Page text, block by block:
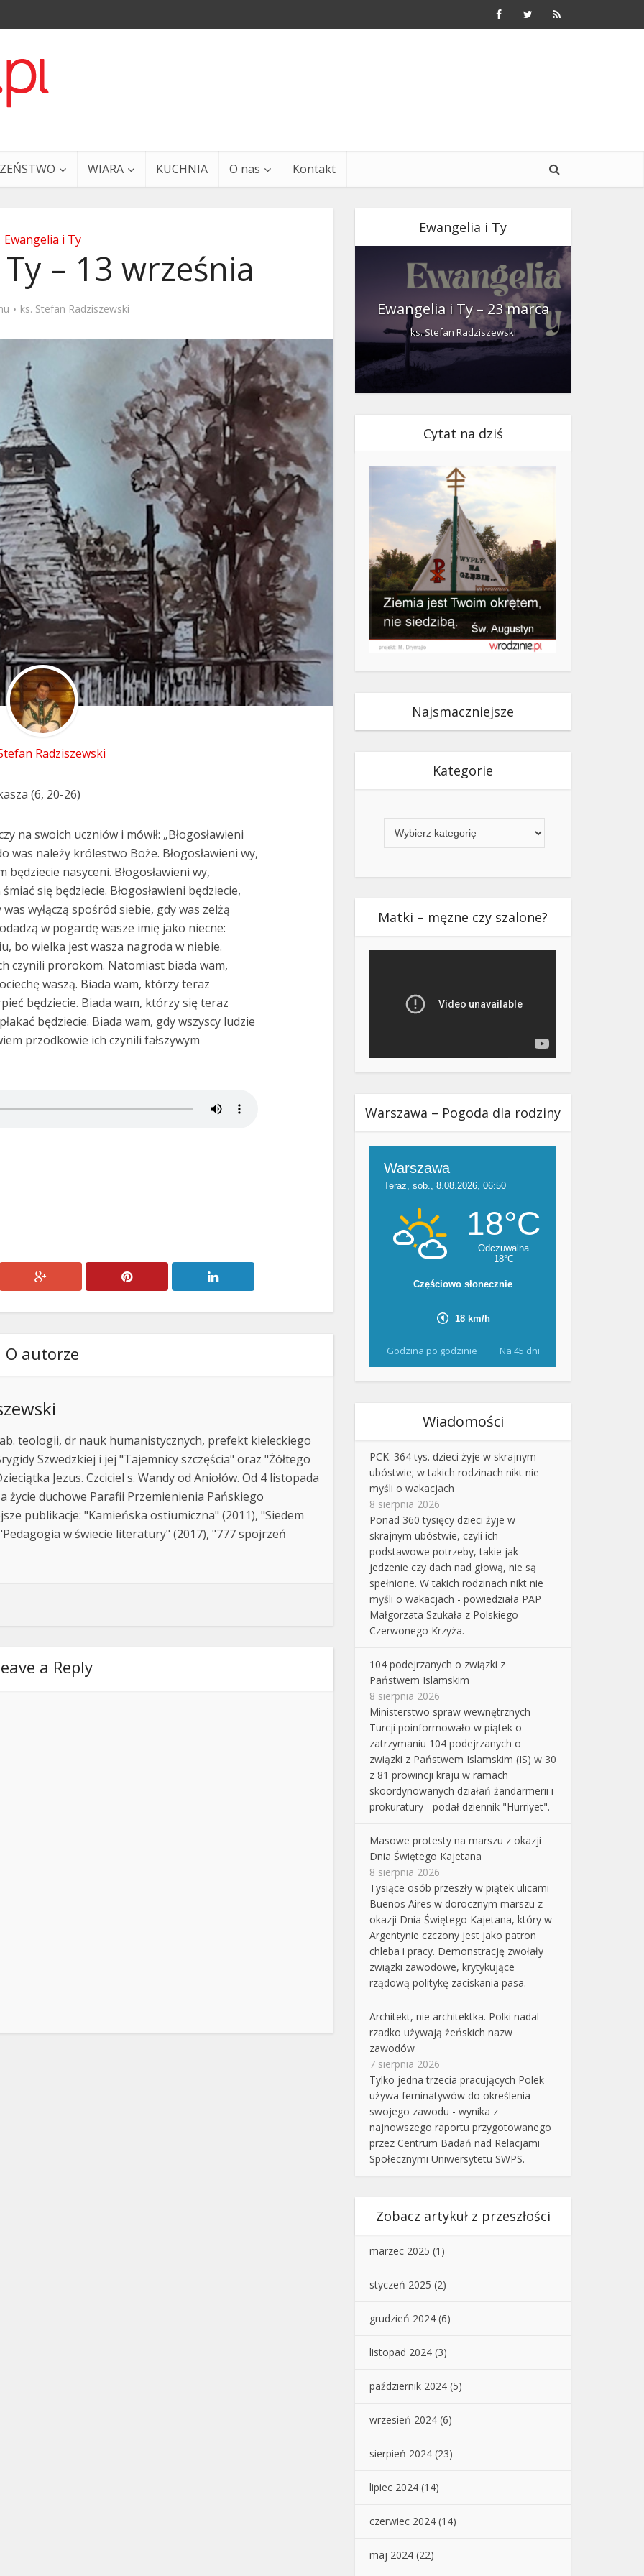
WIARA KUCHNIA O nas Kontakt
Ewangelia i Ty
– 13 września
ks. Stefan Radziszewski
Radziszewski
(6, 20-26)
na swoich uczniów i mówił: „Błogosławieni
was należy królestwo Boże. Błogosławieni wy,
nasyceni. Błogosławieni wy,
się będziecie. Błogosławieni będziecie,
wyłączą spośród siebie, gdy was zelżą
w pogardę wasze imię jako niecne:
bo wielka jest wasza nagroda w niebie.
czynili prorokom. Natomiast biada wam,
waszą. Biada wam, którzy teraz
będziecie. Biada wam, którzy się teraz
będziecie. Biada wam, gdy wszyscy ludzie
przodkowie ich czynili fałszywym
O autorze
teologii, dr nauk humanistycznych, prefekt kieleckiego
Szwedzkiej i jej "Tajemnicy szczęścia" oraz "Żółtego
Jezus. Czciciel s. Wandy od Aniołów. Od 4 listopada
życie duchowe Parafii Przemienienia Pańskiego
publikacje: "Kamieńska ostiumiczna" (2011), "Siedem
w świecie literatury" (2017), "777 spojrzeń
a Reply
Ewangelia i Ty
i Ty – 29 grudnia Ewangelia i Ty – 23 marca
ks. Stefan Radziszewski
Cytat na dziś
Najsmaczniejsze
Kategorie
Matki – męzne czy szalone?
Warszawa – Pogoda dla rodziny
Godzina po godzinie Na 45 dni
Wiadomości
PCK: 364 tys. dzieci żyje w skrajnym
ubóstwie; w takich rodzinach nikt nie
myśli o wakacjach
8 sierpnia 2026
Ponad 360 tysięcy dzieci żyje w
skrajnym ubóstwie, czyli ich
podstawowe potrzeby, takie jak
jedzenie czy dach nad głową, nie są
spełnione. W takich rodzinach nikt nie
myśli o wakacjach - powiedziała PAP
Małgorzata Szukała z Polskiego
Czerwonego Krzyża.
104 podejrzanych o związki z
Państwem Islamskim
8 sierpnia 2026
Ministerstwo spraw wewnętrznych
Turcji poinformowało w piątek o
zatrzymaniu 104 podejrzanych o
związki z Państwem Islamskim (IS) w 30
z 81 prowincji kraju w ramach
skoordynowanych działań żandarmerii i
prokuratury - podał dziennik "Hurriyet".
Masowe protesty na marszu z okazji
Dnia Świętego Kajetana
8 sierpnia 2026
Tysiące osób przeszły w piątek ulicami
Buenos Aires w dorocznym marszu z
okazji Dnia Świętego Kajetana, który w
Argentynie czczony jest jako patron
chleba i pracy. Demonstrację zwołały
związki zawodowe, krytykujące
rządową politykę zaciskania pasa.
Architekt, nie architektka. Polki nadal
rzadko używają żeńskich nazw
zawodów
7 sierpnia 2026
Tylko jedna trzecia pracujących Polek
używa feminatywów do określenia
swojego zawodu - wynika z
najnowszego raportu przygotowanego
przez Centrum Badań nad Relacjami
Społecznymi Uniwersytetu SWPS.
Zobacz artykuł z przeszłości
marzec 2025 (1)
styczeń 2025 (2)
grudzień 2024 (6)
listopad 2024 (3)
październik 2024 (5)
wrzesień 2024 (6)
sierpień 2024 (23)
lipiec 2024 (14)
czerwiec 2024 (14)
maj 2024 (22)